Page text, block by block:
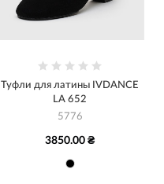
Туфли для латины IVDANCE
LA 652
5776
3850.00 ₴